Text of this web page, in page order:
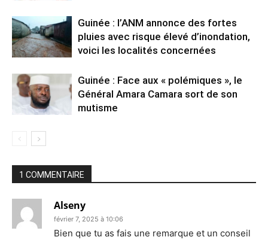
Guinée : l’ANM annonce des fortes
pluies avec risque élevé d’inondation,
voici les localités concernées
Guinée : Face aux « polémiques », le
Général Amara Camara sort de son
mutisme
1 COMMENTAIRE
Alseny
février 7, 2025 à 10:06
Bien que tu as fais une remarque et un conseil